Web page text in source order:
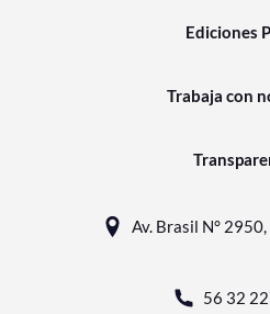
Ediciones
Trabaja con
Av. Brasil N°
56 32